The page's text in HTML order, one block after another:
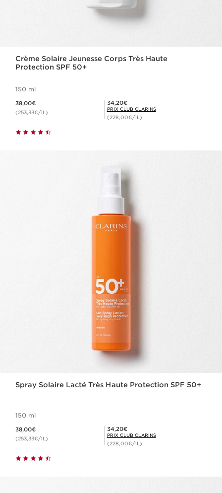
Crème Solaire Jeunesse Corps Très Haute
Protection SPF 50+
150 ml
38,00€
(253,33€/1L)
Prix Club Clarins 34,20€
34,20€
PRIX CLUB CLARINS
(228,00€/1L)
Spray Solaire Lacté Très Haute Protection SPF 50+
150 ml
38,00€
(253,33€/1L)
Prix Club Clarins 34,20€
34,20€
PRIX CLUB CLARINS
(228,00€/1L)